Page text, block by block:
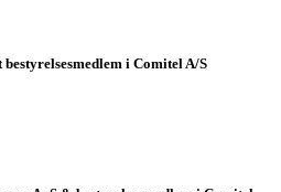
i Comitel A/S